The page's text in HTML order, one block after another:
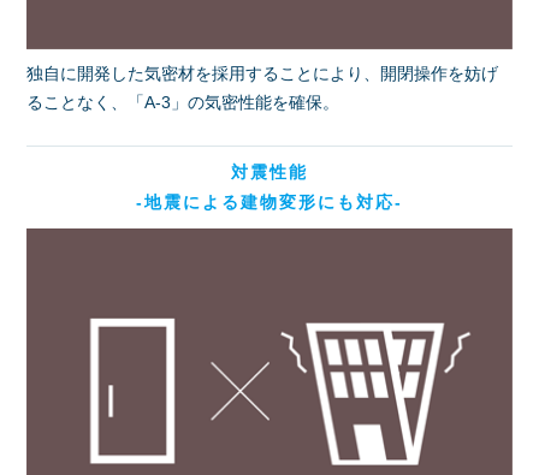
独自に開発した気密材を採用することにより、開閉操作を妨げ
ることなく、「A-3」の気密性能を確保。
対震性能
-地震による建物変形にも対応-